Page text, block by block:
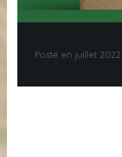
Posté en juillet